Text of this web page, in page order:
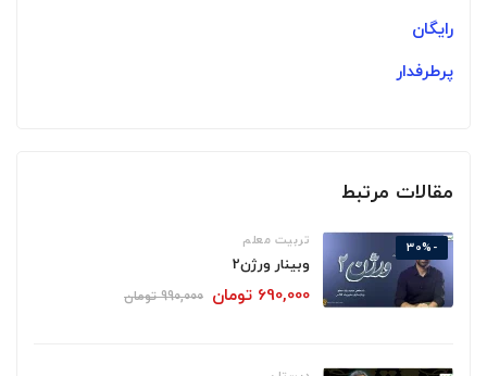
رایگان
پرطرفدار
مقالات مرتبط
-30% تربیت معلم
وبینار ورژن2
690,000 تومان 990,000 تومان